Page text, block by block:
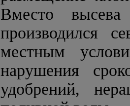
Вместо высева
производился
местным
нарушения
удобрений,